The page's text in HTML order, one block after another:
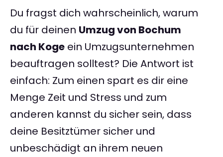
Du fragst dich wahrscheinlich, warum
du für deinen Umzug von Bochum
nach Koge ein Umzugsunternehmen
beauftragen solltest? Die Antwort ist
einfach: Zum einen spart es dir eine
Menge Zeit und Stress und zum
anderen kannst du sicher sein, dass
deine Besitztümer sicher und
unbeschädigt an ihrem neuen